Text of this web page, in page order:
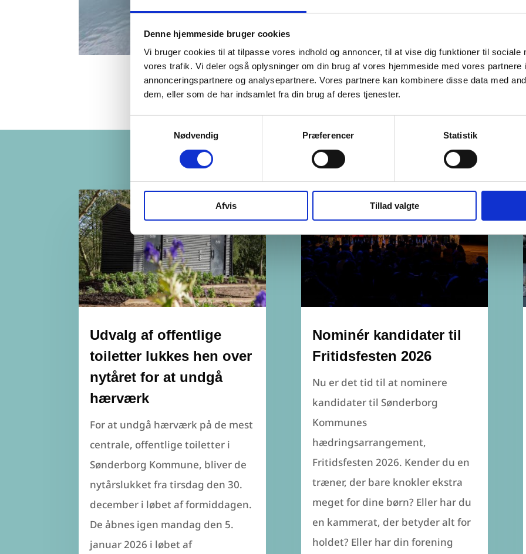
Denne hjemmeside bruger cookies
Vi bruger cookies til at tilpasse vores indhold og annoncer, til at vise dig funktioner til sociale
vores trafik. Vi deler også oplysninger om din brug af vores hjemmeside med vores partnere
annonceringspartnere og analysepartnere. Vores partnere kan kombinere disse data med
dem, eller som de har indsamlet fra din brug af deres tjenester.
Nødvendig
Præferencer Statistik
Afvis Tillad valgte
Seneste nyheder
Udvalg af offentlige
toiletter lukkes hen over
nytåret for at undgå
hærværk
For at undgå hærværk på de mest
centrale, offentlige toiletter i
Sønderborg Kommune, bliver de
nytårslukket fra tirsdag den 30.
december i løbet af formiddagen.
De åbnes igen mandag den 5.
januar 2026 i løbet af
Nominér kandidater til
Fritidsfesten 2026
Nu er det tid til at nominere
kandidater til Sønderborg
Kommunes
hædringsarrangement,
Fritidsfesten 2026. Kender du en
træner, der bare knokler ekstra
meget for dine børn? Eller har du
en kammerat, der betyder alt for
holdet? Eller har din forening